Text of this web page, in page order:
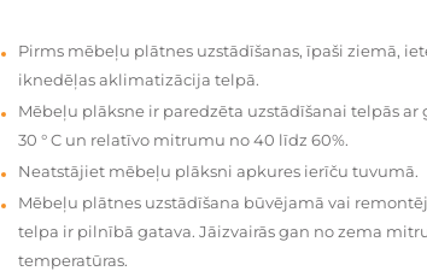
Pirms mēbeļu plātnes uzstādīšanas, īpaši ziemā,
iknedēļas aklimatizācija telpā.
Mēbeļu plāksne ir paredzēta uzstādīšanai telpās ar
30 ° C un relatīvo mitrumu no 40 līdz 60%.
Neatstājiet mēbeļu plāksni apkures ierīču tuvumā.
Mēbeļu plātnes uzstādīšana būvējamā vai
telpa ir pilnībā gatava. Jāizvairās gan no zema
temperatūras.